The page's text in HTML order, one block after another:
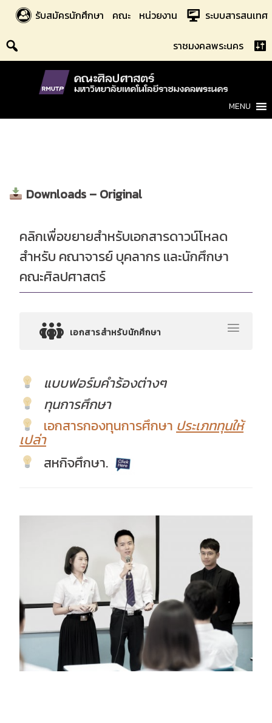
content
รับสมัครนักศึกษา คณะ หน่วยงาน ระบบสารสนเทศ
ราชมงคลพระนคร
MENU
Downloads – Original
คลิกเพื่อขยายสำหรับเอกสารดาวน์โหลด
สำหรับ คณาจารย์ บุคลากร และนักศึกษา
คณะศิลปศาสตร์
เอกสารสำหรับนักศึกษา
แบบฟอร์มคำร้องต่างๆ
ทุนการศึกษา
เอกสารกองทุนการศึกษา ประเภททุนให้
เปล่า
สหกิจศึกษา.